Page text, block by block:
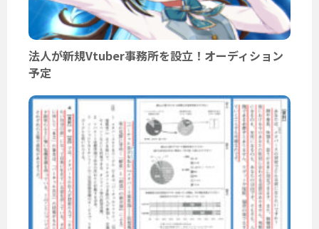
法人が新規Vtuber事務所を設立！オーディション
予定